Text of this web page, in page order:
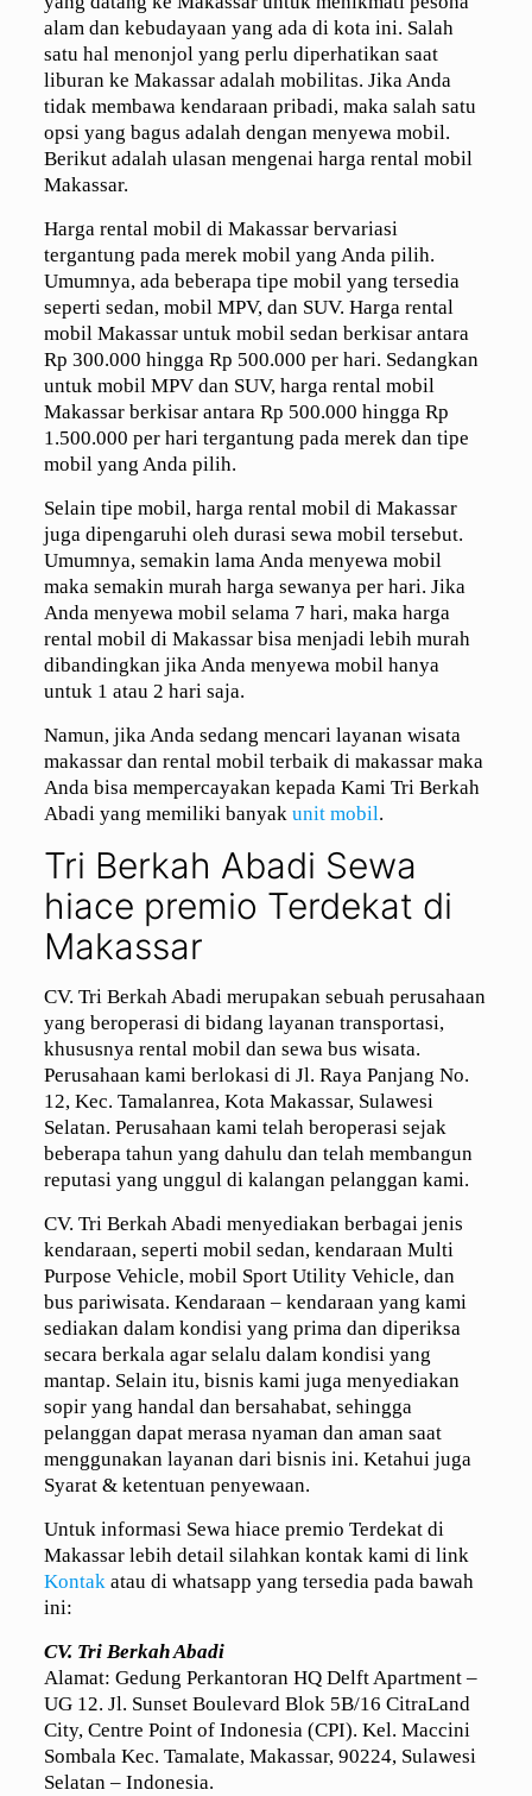
alam dan kebudayaan yang ada di kota ini. Salah
satu hal menonjol yang perlu diperhatikan saat
liburan ke Makassar adalah mobilitas. Jika Anda
tidak membawa kendaraan pribadi, maka salah satu
opsi yang bagus adalah dengan menyewa mobil.
Berikut adalah ulasan mengenai harga rental mobil
Makassar.
Harga rental mobil di Makassar bervariasi
tergantung pada merek mobil yang Anda pilih.
Umumnya, ada beberapa tipe mobil yang tersedia
seperti sedan, mobil MPV, dan SUV. Harga rental
mobil Makassar untuk mobil sedan berkisar antara
Rp 300.000 hingga Rp 500.000 per hari. Sedangkan
untuk mobil MPV dan SUV, harga rental mobil
Makassar berkisar antara Rp 500.000 hingga Rp
1.500.000 per hari tergantung pada merek dan tipe
mobil yang Anda pilih.
Selain tipe mobil, harga rental mobil di Makassar
juga dipengaruhi oleh durasi sewa mobil tersebut.
Umumnya, semakin lama Anda menyewa mobil
maka semakin murah harga sewanya per hari. Jika
Anda menyewa mobil selama 7 hari, maka harga
rental mobil di Makassar bisa menjadi lebih murah
dibandingkan jika Anda menyewa mobil hanya
untuk 1 atau 2 hari saja.
Namun, jika Anda sedang mencari layanan wisata
makassar dan rental mobil terbaik di makassar maka
Anda bisa mempercayakan kepada Kami Tri Berkah
Abadi yang memiliki banyak unit mobil.
Tri Berkah Abadi Sewa
hiace premio Terdekat di
Makassar
CV. Tri Berkah Abadi merupakan sebuah perusahaan
yang beroperasi di bidang layanan transportasi,
khususnya rental mobil dan sewa bus wisata.
Perusahaan kami berlokasi di Jl. Raya Panjang No.
12, Kec. Tamalanrea, Kota Makassar, Sulawesi
Selatan. Perusahaan kami telah beroperasi sejak
beberapa tahun yang dahulu dan telah membangun
reputasi yang unggul di kalangan pelanggan kami.
CV. Tri Berkah Abadi menyediakan berbagai jenis
kendaraan, seperti mobil sedan, kendaraan Multi
Purpose Vehicle, mobil Sport Utility Vehicle, dan
bus pariwisata. Kendaraan – kendaraan yang kami
sediakan dalam kondisi yang prima dan diperiksa
secara berkala agar selalu dalam kondisi yang
mantap. Selain itu, bisnis kami juga menyediakan
sopir yang handal dan bersahabat, sehingga
pelanggan dapat merasa nyaman dan aman saat
menggunakan layanan dari bisnis ini. Ketahui juga
Syarat & ketentuan penyewaan.
Untuk informasi Sewa hiace premio Terdekat di
Makassar lebih detail silahkan kontak kami di link
Kontakatau di whatsapp yang tersedia pada bawah
ini:
CV. Tri Berkah Abadi
Alamat: Gedung Perkantoran HQ Delft Apartment –
UG 12. Jl. Sunset Boulevard Blok 5B/16 CitraLand
City, Centre Point of Indonesia (CPI). Kel. Maccini
Sombala Kec. Tamalate, Makassar, 90224, Sulawesi
Selatan – Indonesia.